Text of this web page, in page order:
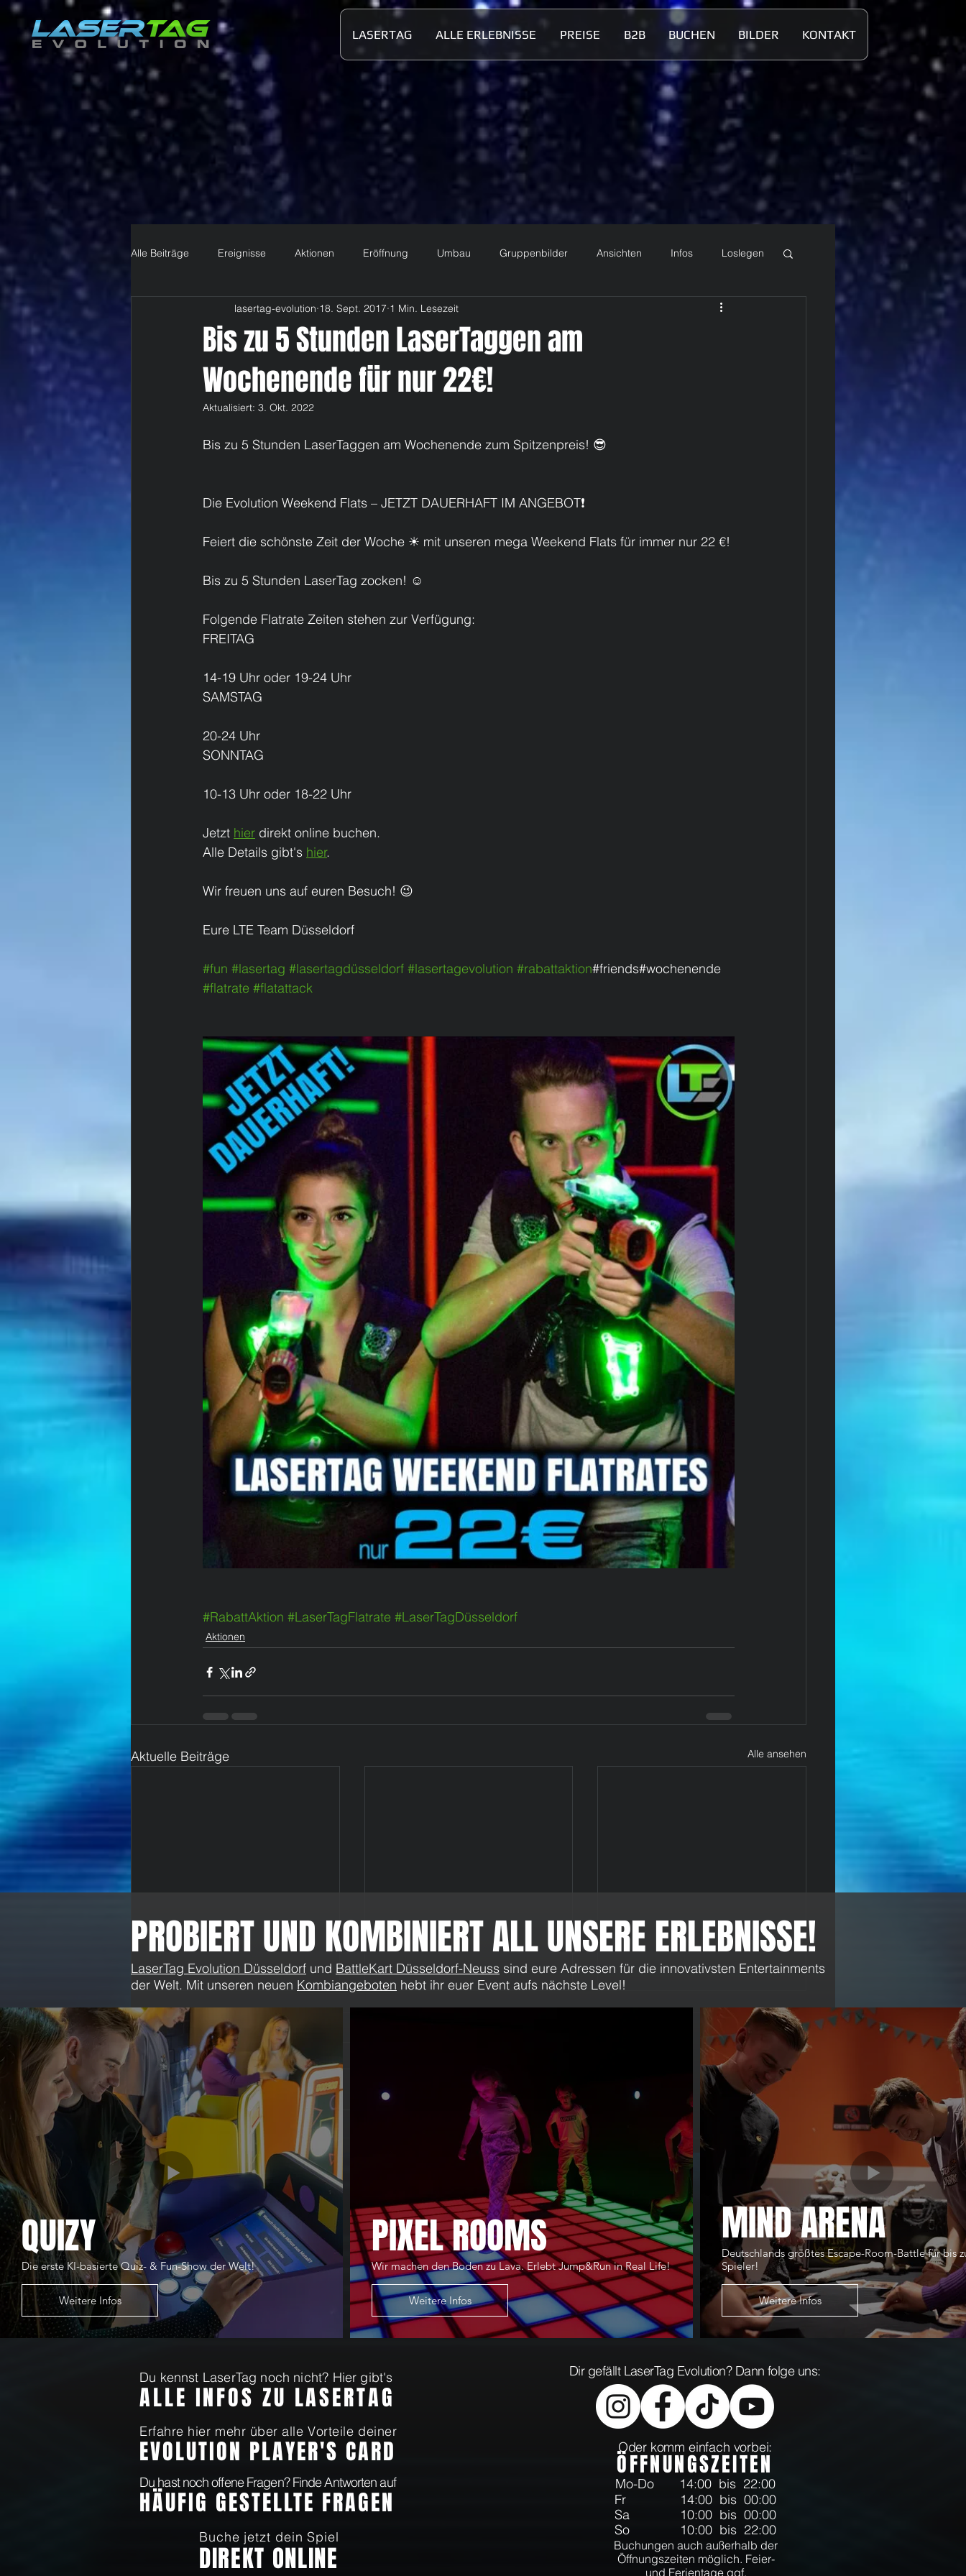
LASERTAG ALLE ERLEBNISSE PREISE B2B BUCHEN BILDER KONTAKT
Alle Beiträge Ereignisse Aktionen Eröffnung Umbau Gruppenbilder Ansichten Infos Loslegen
Bis zu 5 Stunden LaserTaggen am
Wochenende für nur 22€!
lasertag-evolution 18. Sept. 2017 1 Min. Lesezeit
Aktualisiert: 3. Okt. 2022
Bis zu 5 Stunden LaserTaggen am Wochenende zum Spitzenpreis! 😎
Die Evolution Weekend Flats – JETZT DAUERHAFT IM ANGEBOT❗
Feiert die schönste Zeit der Woche ☀ mit unseren mega Weekend Flats für immer nur 22 €!
Bis zu 5 Stunden LaserTag zocken! ☺
Folgende Flatrate Zeiten stehen zur Verfügung:
FREITAG
14-19 Uhr oder 19-24 Uhr
SAMSTAG
20-24 Uhr
SONNTAG
10-13 Uhr oder 18-22 Uhr
Jetzt hier direkt online buchen.
Alle Details gibt's hier.
Wir freuen uns auf euren Besuch! 😉
Eure LTE Team Düsseldorf
#fun #lasertag #lasertagdüsseldorf #lasertagevolution #rabattaktion#friends#wochenende
#flatrate #flatattack
#RabattAktion #LaserTagFlatrate #LaserTagDüsseldorf
Aktionen
Aktuelle Beiträge Alle ansehen
Nur 15€ ❗ 3 Stunden Flatrate an
Fronleichnam (20.06.)
Unsere Himmelfahrts Flat: 3
Stunden für nur 15€!
Oster-Special: 3 Stunden Flat für
Kommentare
Kommentar verfassen...
PROBIERT UND KOMBINIERT ALL UNSERE ERLEBNISSE!
LaserTag Evolution Düsseldorf und BattleKart Düsseldorf-Neuss sind eure Adressen für die innovativsten Entertainments
der Welt. Mit unseren neuen Kombiangeboten hebt ihr euer Event aufs nächste Level!
QUIZY
Die erste KI-basierte Quiz- & Fun-Show der Welt!
Weitere Infos
PIXEL ROOMS
Wir machen den Boden zu Lava. Erlebt Jump&Run in Real Life!
Weitere Infos
MIND ARENA
Deutschlands größtes Escape-Room-Battle für bis
Spieler!
Weitere Infos
Du kennst LaserTag noch nicht? Hier gibt's
ALLE INFOS ZU LASERTAG
Erfahre hier mehr über alle Vorteile deiner
EVOLUTION PLAYER'S CARD
Du hast noch offene Fragen? Finde Antworten auf
HÄUFIG GESTELLTE FRAGEN
Buche jetzt dein Spiel
DIREKT ONLINE
Dir gefällt LaserTag Evolution? Dann folge uns:
Oder komm einfach vorbei:
ÖFFNUNGSZEITEN
Mo-Do
14:00 bis 22:00
Fr 14:00 bis 00:00
Sa 10:00 bis 00:00
So 10:00 bis 22:00
Buchungen auch außerhalb der
Öffnungszeiten möglich. Feier-
und Ferientage ggf.